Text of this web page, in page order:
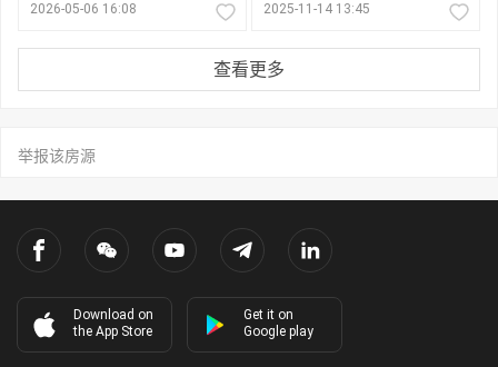
2026-05-06 16:08 2025-11-14 13:45
查看更多
举报该房源
Download on
the App Store
Get it on
Google play